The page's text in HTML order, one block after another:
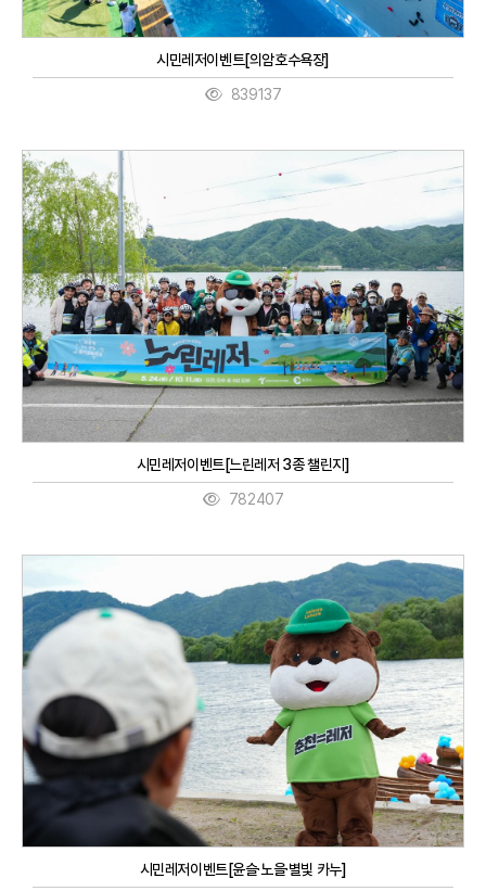
시민레저이벤트[의암호수욕장]
839137
시민레저이벤트[느린레저 3종 챌린지]
782407
시민레저이벤트[윤슬·노을·별빛 카누]